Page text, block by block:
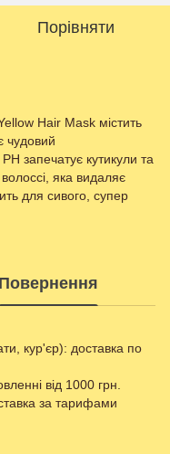
Порівняти
Hair Mask містить
чудовий
запечатує кутикули та
яка видаляє
для сивого, супер
Повернення
кур'єр): доставка по
від 1000 грн.
за тарифами